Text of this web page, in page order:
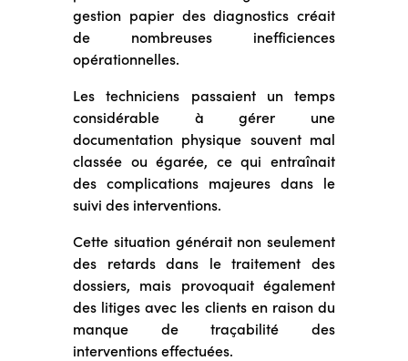
gestion papier des diagnostics créait
de nombreuses inefficiences
opérationnelles.
Les techniciens passaient un temps
considérable à gérer une
documentation physique souvent mal
classée ou égarée, ce qui entraînait
des complications majeures dans le
suivi des interventions.
Cette situation générait non seulement
des retards dans le traitement des
dossiers, mais provoquait également
des litiges avec les clients en raison du
manque de traçabilité des
interventions effectuées.